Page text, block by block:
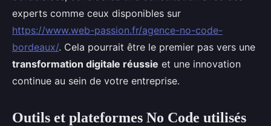
experts comme ceux disponibles sur
https://www.web-passion.fr/agence-no-code-
bordeaux/. Cela pourrait être le premier pas vers une
transformation digitale réussie et une innovation
continue au sein de votre entreprise.
Outils et plateformes No Code utilisés